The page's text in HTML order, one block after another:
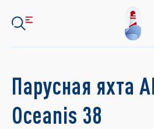
Парусная яхта
Oceanis 38